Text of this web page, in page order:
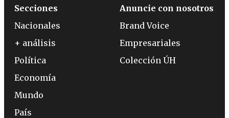
Secciones
Nacionales
+ análisis
Política
Economía
Mundo
País
Anuncie con nosotros
Brand Voice
Empresariales
Colección ÚH